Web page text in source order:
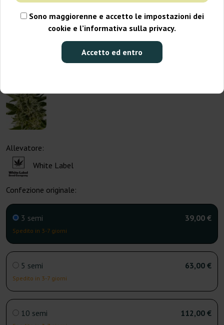
Sono maggiorenne e accetto le impostazioni dei
cookie e l’informativa sulla privacy.
Accetto ed entro
Allevatore:
White Label
Confezione originale:
3 semi
Spedito in 3-7 giorni
39,00 €
5 semi
Spedito in 3-7 giorni
63,00 €
10 semi 112,00 €